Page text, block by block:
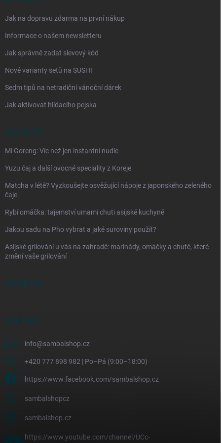
Jak na dopravu zdarma na první nákup
Informace o našem newsletteru
Jak správně zadat slevový kód
Nové varianty setů na SUSHI
Sedm tipů na netradiční vánoční dárek
Jak aktivovat hlídacího pejska
ASIA BLOG
Mi Goreng: Víc než jen instantní nudle
Yuzu čaj a další ovocné speciality z Koreje
Matcha v létě? Vyzkoušejte osvěžující nápoje z japonského zeleného
čaje.
Rybí omáčka: tajemství umami chuti asijské kuchyně
Jakou sadu na Pho vybrat a jaké suroviny použít?
Asijské grilování u vás na zahradě: marinády, omáčky a chutě, které
změní vaše grilování
FACEBOOK
KONTAKT
info@sambalshop.cz
+420 777 898 982 | Po–Pá (9:00–18:00)
https://www.facebook.com/sambalshop.cz
sambalshopcz
sambalshop.cz
https://www.youtube.com/channel/UCc-